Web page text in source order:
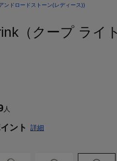
ンドロードストーン(レディース))
（クープ ライ
人
ント 詳細